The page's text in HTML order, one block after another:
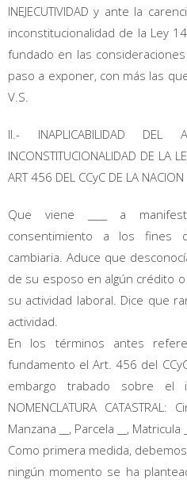
INEJECUTIVIDAD y ante la
inconstitucionalidad de la Ley
fundado en las
paso a exponer, con más las
V.S.
II.- INAPLICABILIDAD
INCONSTITUCIONALIDAD DE LA
ART 456 DEL CCyC DE LA NACION
Que viene ____ a
consentimiento a los fines
cambiaria. Aduce que
de su esposo en algún crédito
su actividad laboral. Dice que
actividad.
En los términos antes
fundamento el Art. 456 del
embargo trabado sobre el
NOMENCLATURA
Manzana __, Parcela __, Matricula
Como primera medida,
ningún momento se ha